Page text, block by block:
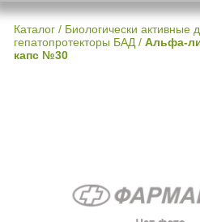
Каталог / Биологически активные
гепатопротекторы БАД / Альфа-
капс №30